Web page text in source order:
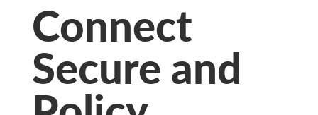
Connect
Secure and